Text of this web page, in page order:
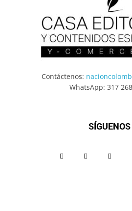
Contáctenos:
WhatsApp: 317
SÍGUENOS